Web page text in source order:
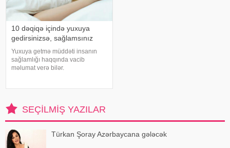
10 dəqiqə içində yuxuya
gedirsinizsə, sağlamsınız
Yuxuya getmə müddəti insanın
sağlamlığı haqqında vacib
məlumat verə bilər.
sözlərinə görə
SEÇILMIŞ YAZILAR
Türkan Şoray Azərbaycana gələcək